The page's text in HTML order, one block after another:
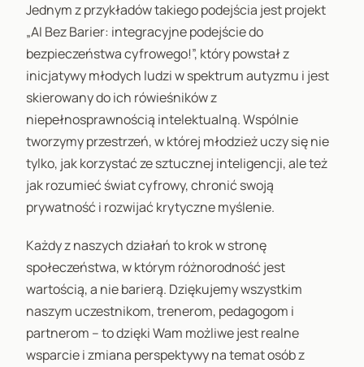
Jednym z przykładów takiego podejścia jest projekt
„AI Bez Barier: integracyjne podejście do
bezpieczeństwa cyfrowego!”, który powstał z
inicjatywy młodych ludzi w spektrum autyzmu i jest
skierowany do ich rówieśników z
niepełnosprawnością intelektualną. Wspólnie
tworzymy przestrzeń, w której młodzież uczy się nie
tylko, jak korzystać ze sztucznej inteligencji, ale też
jak rozumieć świat cyfrowy, chronić swoją
prywatność i rozwijać krytyczne myślenie.
Każdy z naszych działań to krok w stronę
społeczeństwa, w którym różnorodność jest
wartością, a nie barierą. Dziękujemy wszystkim
naszym uczestnikom, trenerom, pedagogom i
partnerom – to dzięki Wam możliwe jest realne
wsparcie i zmiana perspektywy na temat osób z